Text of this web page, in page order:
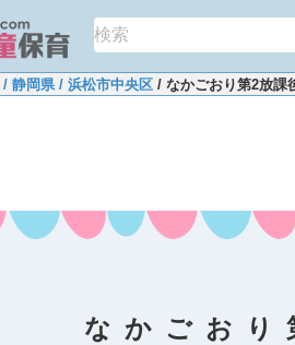
/ 静岡県/ 浜松市中央区 / なかごおり第2放課
なかごお